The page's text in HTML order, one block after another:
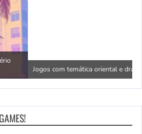
e dragões da sorte